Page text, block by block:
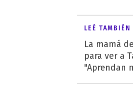
LEÉ TAMBIÉN
La mamá
para ver a
"Aprendan